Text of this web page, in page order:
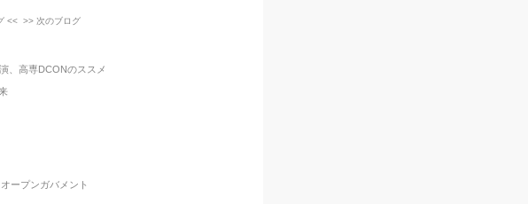
<< >> 次のブログ
、高専DCONのススメ
ープンガバメント